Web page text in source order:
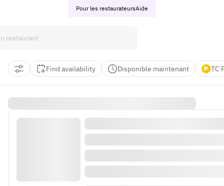
Pour les restaurateursAide
Find availability Disponible maintenant TC